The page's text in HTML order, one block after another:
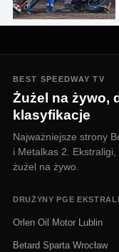
BEST SPEEDWAY TV
Żużel na żywo,
klasyfikacje
Najważniejsze strony
i Metalkas 2.
żużel na żywo.
DRUŻYNY PGE
Orlen Oil Motor Lublin
Betard Sparta Wrocław